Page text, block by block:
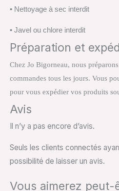
• Nettoyage à sec interdit
• Javel ou chlore interdit
Préparation et
Chez Jo Bigorneau, nous
commandes tous les jours. Vous
pour vous expédier vos produits
Avis
Il n’y a pas encore d’avis.
Seuls les clients connectés
possibilité de laisser un avis.
Vous aimerez